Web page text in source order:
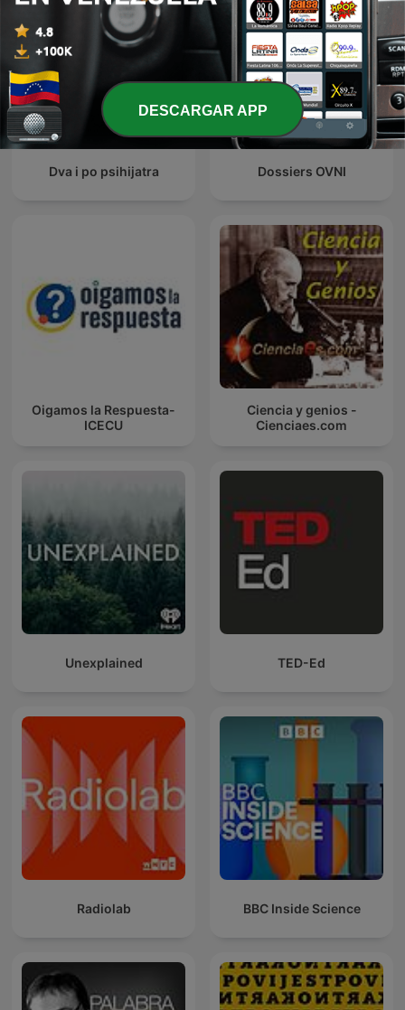
Dva i po psihijatra Dossiers OVNI
Oigamos la Respuesta-
ICECU
Ciencia y genios -
Cienciaes.com
Unexplained TED-Ed
Radiolab BBC Inside Science
DESCARGAR APP